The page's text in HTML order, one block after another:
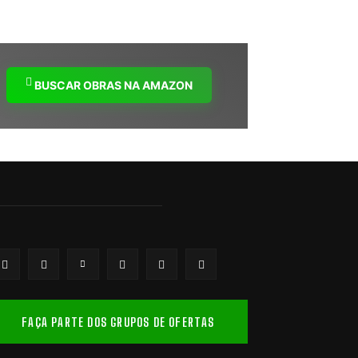
BUSCAR OBRAS NA AMAZON
FAÇA PARTE DOS GRUPOS DE OFERTAS